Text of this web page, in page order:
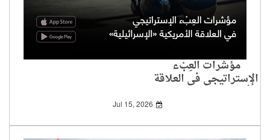
مؤشرات العِبْء
الإستراتيجي في العلاقة
الأمريكية «الإسرائيلية»
Jul 15, 2026